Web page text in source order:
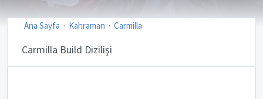
Ana Sayfa Kahraman Carmilla
Carmilla Build Dizilişi